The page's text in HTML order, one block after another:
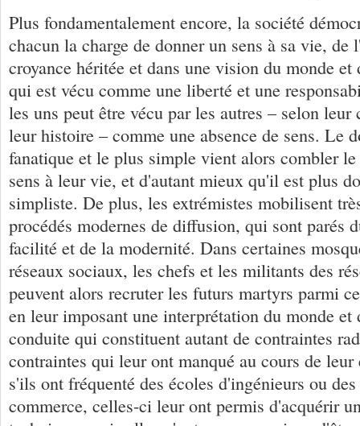
Plus fondamentalement encore, la société
chacun la charge de donner un sens à sa vie, de
croyance héritée et dans une vision du monde
qui est vécu comme une liberté et une
les uns peut être vécu par les autres – selon
leur histoire – comme une absence de sens. Le
fanatique et le plus simple vient alors combler
sens à leur vie, et d'autant mieux qu'il est plus
simpliste. De plus, les extrémistes mobilisent
procédés modernes de diffusion, qui sont parés
facilité et de la modernité. Dans certaines
réseaux sociaux, les chefs et les militants des
peuvent alors recruter les futurs martyrs parmi
en leur imposant une interprétation du monde et
conduite qui constituent autant de contraintes
contraintes qui leur ont manqué au cours de
s'ils ont fréquenté des écoles d'ingénieurs ou
commerce, celles-ci leur ont permis d'acquérir